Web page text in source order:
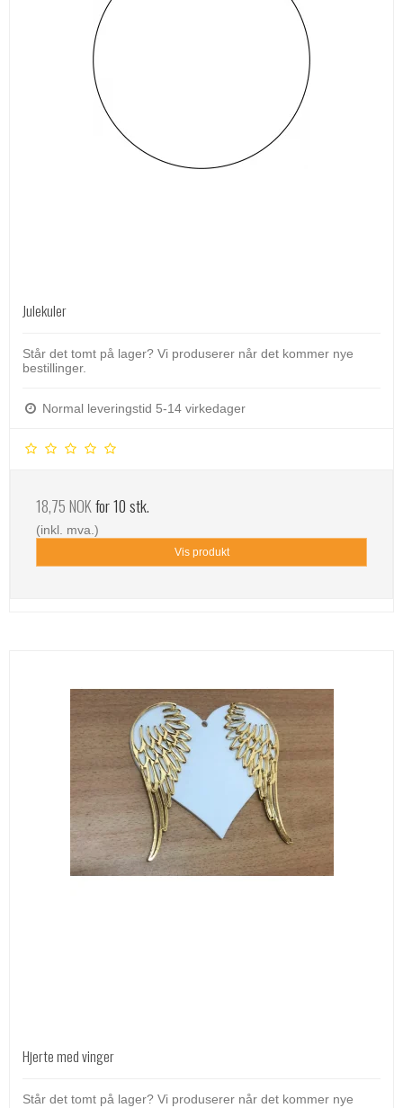
Julekuler
Står det tomt på lager? Vi produserer når det kommer nye
bestillinger.
Normal leveringstid 5-14 virkedager
18,75 NOKfor 10 stk.
(inkl. mva.)
Vis produkt
Hjerte med vinger
Står det tomt på lager? Vi produserer når det kommer nye